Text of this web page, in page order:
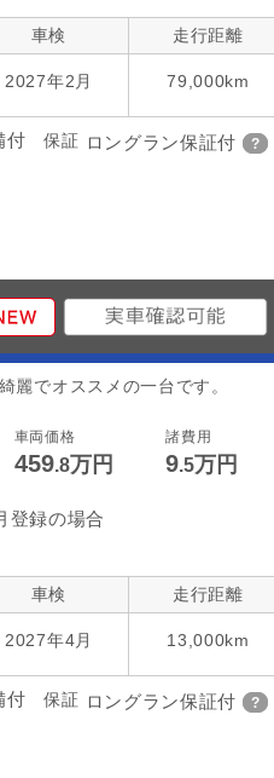
車検
2027年2月
走行距離
79,000km
付 保証 ロングラン保証付
麗でオススメの一台です。
車両価格
459.8万円
諸費用
9.5万円
登録の場合
車検
2027年4月
走行距離
13,000km
付 保証 ロングラン保証付